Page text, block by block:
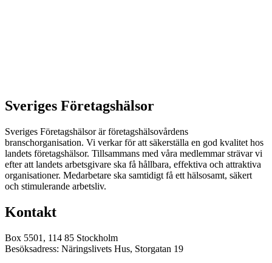
Sveriges Företagshälsor
Sveriges Företagshälsor är företagshälsovårdens
branschorganisation. Vi verkar för att säkerställa en god kvalitet hos
landets företagshälsor. Tillsammans med våra medlemmar strävar vi
efter att landets arbetsgivare ska få hållbara, effektiva och attraktiva
organisationer. Medarbetare ska samtidigt få ett hälsosamt, säkert
och stimulerande arbetsliv.
Kontakt
Box 5501, 114 85 Stockholm
Besöksadress: Näringslivets Hus, Storgatan 19